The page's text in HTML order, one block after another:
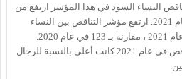
النساء السود في هذا المؤشر ارتفع من
110 في عام 2020 إلى 146 في عام 2021. ارتفع مؤشر التناقص بين النساء
وأظهر التقرير أيضًا أن أرقام التناقص في عام 2021 كانت أعلى بالنسبة للرجال